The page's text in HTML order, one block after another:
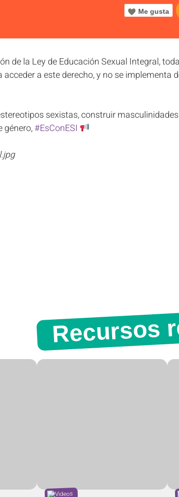
Me gusta
de la Ley de Educación Sexual Integral,
a este derecho, y no se implementa
sexistas, construir
género,#EsConESI
Recursos
Videos